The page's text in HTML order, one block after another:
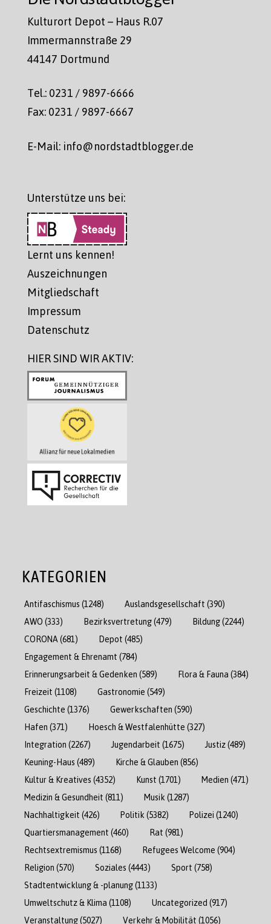
Kulturort Depot – Haus R.07
Immermannstraße 29
44147 Dortmund
Tel.: 0231 / 9897-6666
Fax: 0231 / 9897-6667
E-Mail: info@nordstadtblogger.de
Unterstütze uns bei:
Lernt uns kennen!
Auszeichnungen
Mitgliedschaft
Impressum
Datenschutz
HIER SIND WIR AKTIV:
KATEGORIEN
Antifaschismus (1248) Auslandsgesellschaft (390)
AWO (333) Bezirksvertretung(479) Bildung(2244)
CORONA (681) Depot (485)
Engagement & Ehrenamt (784)
Erinnerungsarbeit & Gedenken (589) Flora & Fauna (384)
Freizeit (1108) Gastronomie (549)
Geschichte (1376) Gewerkschaften (590)
Hafen (371) Hoesch & Westfalenhütte (327)
Integration (2267) Jugendarbeit (1675) Justiz(489)
Keuning-Haus (489) Kirche & Glauben (856)
Kultur & Kreatives (4352) Kunst (1701) Medien (471)
Medizin & Gesundheit (811) Musik (1287)
Nachhaltigkeit (426) Politik (5382) Polizei (1240)
Quartiersmanagement (460) Rat (981)
Rechtsextremismus (1168) Refugees Welcome (904)
Religion (570) Soziales (4443) Sport (758)
Stadtentwicklung & -planung(1133)
Umweltschutz & Klima (1108) Uncategorized (917)
Veranstaltung(5027) Verkehr & Mobilität (1056)